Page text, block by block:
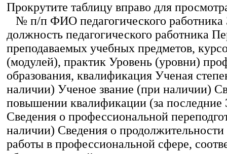
Прокрутите таблицу вправо для
№ п/п ФИО педагогического работника
должность педагогического работника
преподаваемых учебных предметов,
(модулей), практик Уровень (уровни)
образования, квалификация Ученая
наличии) Ученое звание (при наличии)
повышении квалификации (за последние
Сведения о профессиональной
наличии) Сведения о
работы в профессиональной сфере,